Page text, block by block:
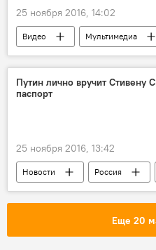
25 ноября 2016, 14:02
Видео Мультимедиа
Путин лично вручит Стивену
паспорт
25 ноября 2016, 13:42
Новости Россия
Москва
Владимир Путин
российский паспорт
Еще 20